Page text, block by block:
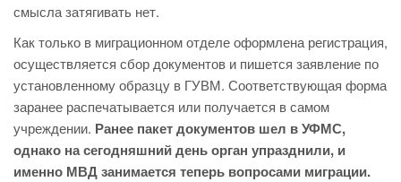
смысла затягивать нет.
Как только в миграционном отделе оформлена регистрация,
осуществляется сбор документов и пишется заявление по
установленному образцу в ГУВМ. Соответствующая форма
заранее распечатывается или получается в самом
учреждении. Ранее пакет документов шел в УФМС,
однако на сегодняшний день орган упразднили, и
именно МВД занимается теперь вопросами миграции.